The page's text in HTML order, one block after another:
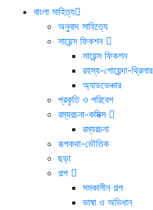
বাংলা সাহিত্য
অনুবাদ সাহিত্যে
সায়েন্স ফিকশন
সায়েন্স ফিকশন
রহস্য-গোয়েন্দা-থ্রিলার
অ্যাডভেঞ্চার
প্রকৃতি ও পরিবেশ
রম্যরচনা-কমিক্স
রম্যরচনা
রূপকথা-ভৌতিক
ছড়া
গল্প
সমকালীন গল্প
ভাষা ও অভিধান